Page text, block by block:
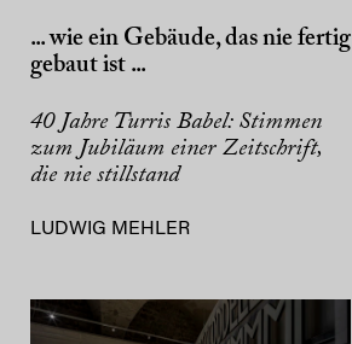
... wie ein Gebäude, das nie fertig
gebaut ist ...
40 Jahre Turris Babel: Stimmen
zum Jubiläum einer Zeitschrift,
die nie stillstand
LUDWIG MEHLER